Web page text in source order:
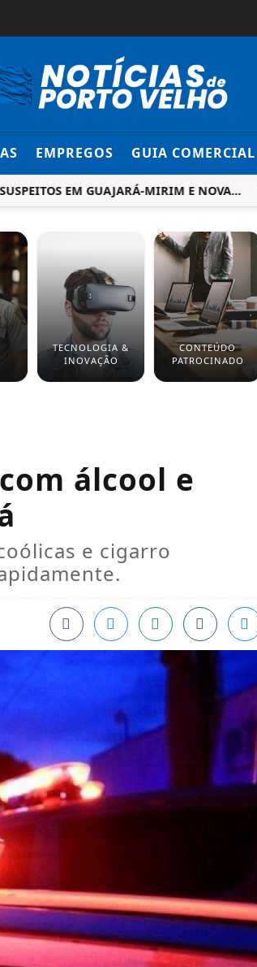
EMPREGOS GUIA COMERCIAL
EM GUAJARÁ-MIRIM E NOVA...
TECNOLOGIA &
INOVAÇÃO
CONTEÚDO
PATROCINADO
álcool e
e cigarro